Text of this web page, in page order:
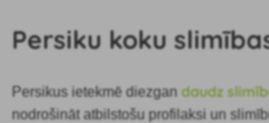
Persiku koku
Persikus ietekmē diezgandaudz
nodrošināt atbilstošu profilaksi un